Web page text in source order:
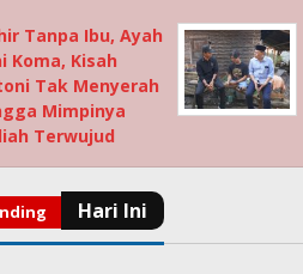
Tanpa Ibu, Ayah
Koma, Kisah
Tak Menyerah
Mimpinya
Terwujud